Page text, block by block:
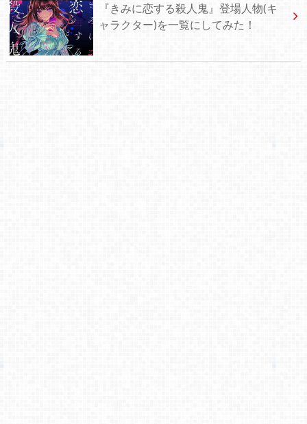
『きみに恋する殺人鬼』登場人物(キ
ャラクター)を一覧にしてみた！